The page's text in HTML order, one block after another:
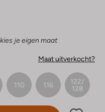
je eigen maat
Maat uitverkocht?
110 116
122/
128